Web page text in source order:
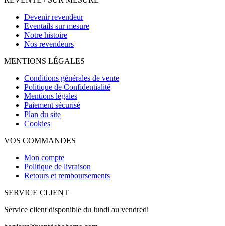
Devenir revendeur
Eventails sur mesure
Notre histoire
Nos revendeurs
MENTIONS LÉGALES
Conditions générales de vente
Politique de Confidentialité
Mentions légales
Paiement sécurisé
Plan du site
Cookies
VOS COMMANDES
Mon compte
Politique de livraison
Retours et remboursements
SERVICE CLIENT
Service client disponible du lundi au vendredi